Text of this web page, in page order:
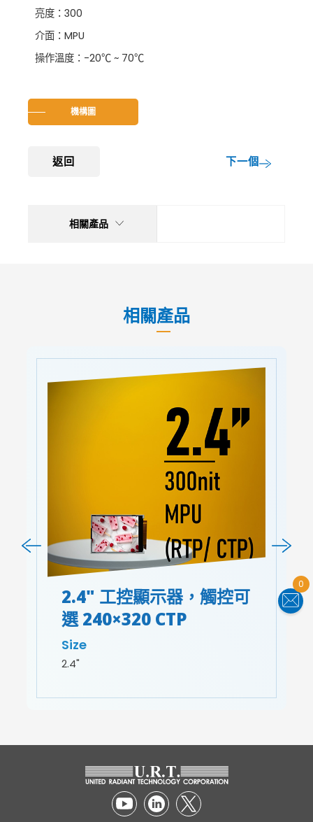
亮度：300
介面：MPU
操作溫度：-20℃ ~ 70℃
機構圖
返回 下一個
相關產品
相關產品
2.4" 工控顯示器，觸控可
選 240×320 CTP
Size
2.4"
0